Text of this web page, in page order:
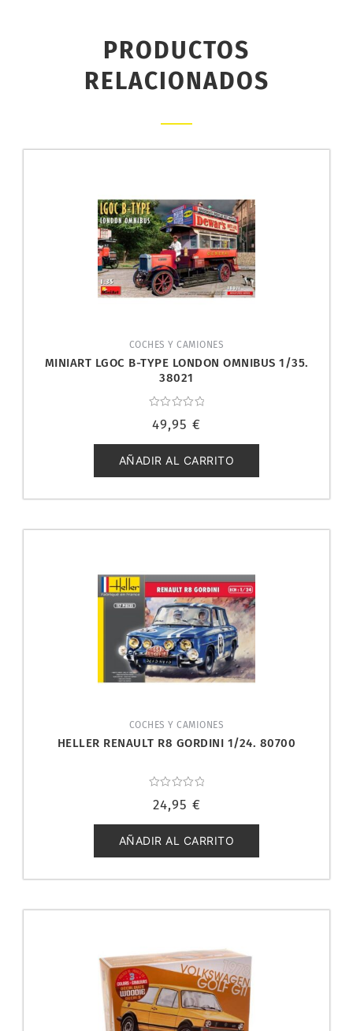
PRODUCTOS
RELACIONADOS
COCHES Y CAMIONES
MINIART LGOC B-TYPE LONDON OMNIBUS 1/35.
38021
con
de
5
49,95 €
AÑADIR AL CARRITO
COCHES Y CAMIONES
HELLER RENAULT R8 GORDINI 1/24. 80700
con
de
5
24,95 €
AÑADIR AL CARRITO